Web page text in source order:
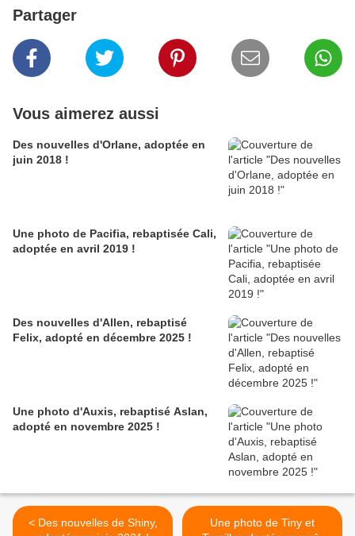
Partager
Vous aimerez aussi
Des nouvelles d'Orlane, adoptée en
juin 2018 !
Une photo de Pacifia, rebaptisée Cali,
adoptée en avril 2019 !
Des nouvelles d'Allen, rebaptisé
Felix, adopté en décembre 2025 !
Une photo d'Auxis, rebaptisé Aslan,
adopté en novembre 2025 !
< Des nouvelles de Shiny,
Une photo de Tiny et